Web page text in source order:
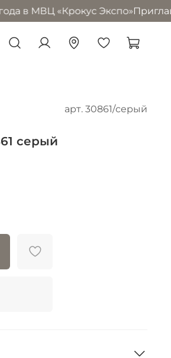
в МВЦ «Крокус Экспо»
арт. 30861/серый
серый